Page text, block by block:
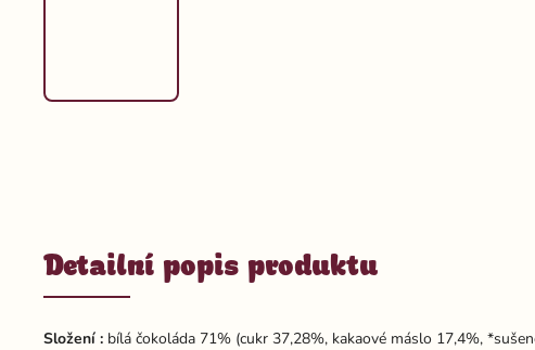
Detailní popis produktu
Složení : bílá čokoláda 71% (cukr 37,28%, kakaové máslo 17,4%,